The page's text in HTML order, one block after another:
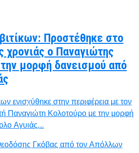
Προστέθηκε στο
χρονιάς ο Παναγιώτης
μορφή δανεισμού από
ενισχύθηκε στην περιφέρεια με τον
Παναγιώτη Κολοτούρο με την μορφή
Αγυιάς,...